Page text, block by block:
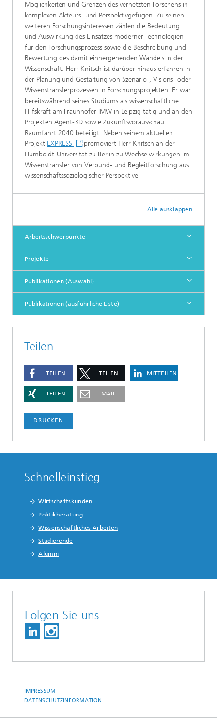
Möglichkeiten und Grenzen des vernetzten Forschens in
komplexen Akteurs- und Perspektivgefügen. Zu seinen
weiteren Forschungsinteressen zählen die Bedeutung
und Auswirkung des Einsatzes moderner Technologien
für den Forschungsprozess sowie die Beschreibung und
Bewertung des damit einhergehenden Wandels in der
Wissenschaft. Herr Knitsch ist darüber hinaus erfahren in
der Planung und Gestaltung von Szenario-, Visions- oder
Wissenstransferprozessen in Forschungsprojekten. Er war
bereitswährend seines Studiums als wissenschaftliche
Hilfskraft am Fraunhofer IMW in Leipzig tätig und an den
Projekten Agent-3D sowie Zukunftsvorausschau
Raumfahrt 2040 beteiligt. Neben seinem aktuellen
Projekt EXPRESS
promoviert Herr Knitsch an der
Humboldt-Universität zu Berlin zu Wechselwirkungen im
Wissenstransfer von Verbund- und Begleitforschung aus
wissenschaftssoziologischer Perspektive.
Alle ausklappen
Arbeitsschwerpunkte
Projekte
Publikationen (Auswahl)
Publikationen (ausführliche Liste)
Teilen
TEILEN TEILEN MITTEILEN
TEILEN MAIL
DRUCKEN
Schnelleinstieg
Wirtschaftskunden
Politikberatung
Wissenschaftliches Arbeiten
Studierende
Alumni
Folgen Sie uns
IMPRESSUM
DATENSCHUTZINFORMATION